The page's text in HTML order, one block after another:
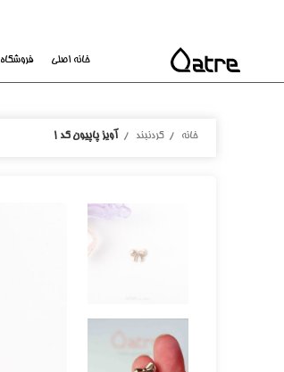
خانه اصلی فروشگاه
خانه گردنبند آویز پاپیون کد ۱